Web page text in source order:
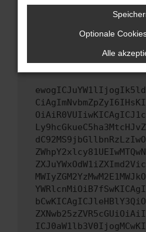
Wenn du alle oben
versuchen, das Problem
uns diesen Text schicken,
Fehlersuche zu
Optionale
Alle